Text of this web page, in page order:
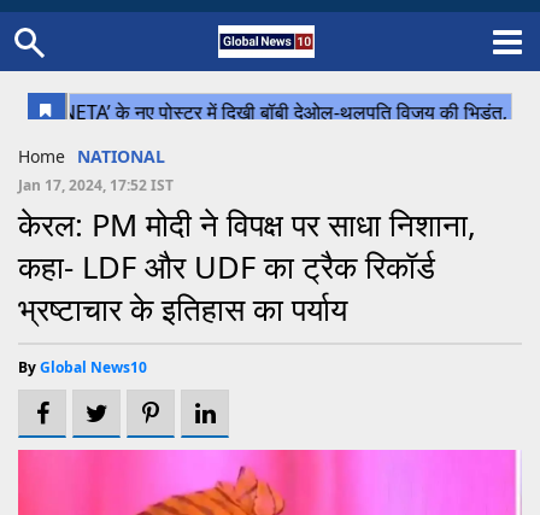
Uttar Pradesh
Chhattisgarh
Bihar
Uttrakhand
Cricket
Football
Home NATIONAL
Jan 17, 2024, 17:52 IST
केरल: PM मोदी ने विपक्ष पर साधा निशाना,
कहा- LDF और UDF का ट्रैक रिकॉर्ड
भ्रष्टाचार के इतिहास का पर्याय
ByGlobal News10